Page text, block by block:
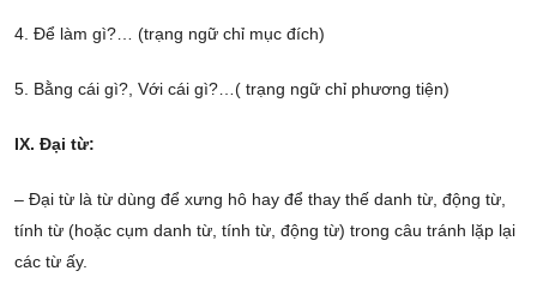
4. Để làm gì?… (trạng ngữ chỉ mục đích)
5. Bằng cái gì?, Với cái gì?…( trạng ngữ chỉ phương tiện)
IX. Đại từ:
– Đại từ là từ dùng để xưng hô hay để thay thế danh từ, động từ,
tính từ (hoặc cụm danh từ, tính từ, động từ) trong câu tránh lặp lại
các từ ấy.